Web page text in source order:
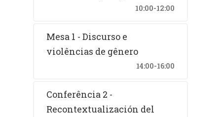
10:00-12:00
Mesa 1 - Discurso e
violências de gênero
14:00-16:00
Conferência 2 -
Recontextualización del